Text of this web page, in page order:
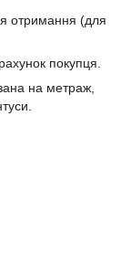
отримання (для
покупця.
на метраж,